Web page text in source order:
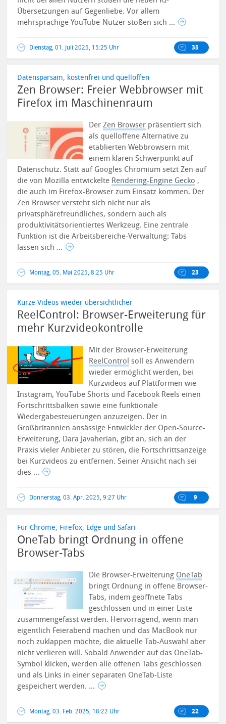
Übersetzungen auf Gegenliebe.Vor allem
mehrsprachige YouTube-Nutzer stoßen sich ...
Dienstag, 01. Juli 2025, 15:25 Uhr 35
Datensparsam, kostenfrei und quelloffen
Zen Browser: Freier Webbrowser mit
Firefox im Maschinenraum
DerZen Browser präsentiert sich
als quelloffene Alternative zu
etablierten Webbrowsern mit
einem klaren Schwerpunkt auf
Datenschutz. Statt auf Googles Chromium setzt Zen auf
die von Mozilla entwickelte Rendering-Engine Gecko ,
die auch im Firefox-Browser zum Einsatz kommen. Der
Zen Browser versteht sich nicht nur als
privatsphärefreundliches, sondern auch als
produktivitätsorientiertes Werkzeug. Eine zentrale
Funktion ist die Arbeitsbereiche-Verwaltung: Tabs
lassen sich ...
Montag, 05. Mai 2025, 8:25 Uhr 23
Kurze Videos wieder übersichtlicher
ReelControl: Browser-Erweiterung für
mehr Kurzvideokontrolle
Mit der Browser-Erweiterung
ReelControl soll es Anwendern
wieder ermöglicht werden, bei
Kurzvideos auf Plattformen wie
Instagram, YouTube Shorts und Facebook Reels einen
Fortschrittsbalken sowie eine funktionale
Wiedergabesteuerungen anzuzeigen. Der in
Großbritannien ansässige Entwickler der Open-Source-
Erweiterung, Dara Javaherian, gibt an, sich an der
Praxis vieler Anbieter zu stören, die Fortschrittsanzeige
bei Kurzvideos zu entfernen. Seiner Ansicht nach sei
dies ...
Donnerstag, 03. Apr. 2025, 9:27 Uhr 9
Für Chrome, Firefox, Edge und Safari
OneTab bringt Ordnung in offene
Browser-Tabs
Die Browser-Erweiterung OneTab
bringt Ordnung in offene Browser-
Tabs, indem geöffnete Tabs
geschlossen und in einer Liste
zusammengefasst werden. Hervorragend, wenn man
eigentlich Feierabend machen und das MacBook nur
noch zuklappen möchte, die aktuelle Tab-Auswahl aber
nicht verlieren will.Sobald Anwender auf das OneTab-
Symbol klicken, werden alle offenen Tabs geschlossen
und als Links in einer separaten OneTab-Liste
gespeichert werden. ...
Montag, 03. Feb. 2025, 18:22 Uhr 22